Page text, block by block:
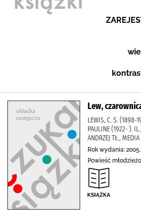
Lew,
LEWIS, C. S. (1898-
PAULINE (1922- ).
ANDRZEJ TŁ.,
Rok wydania: 2005.
Powieść